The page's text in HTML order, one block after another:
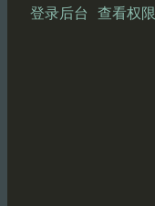
登录后台 查看权限